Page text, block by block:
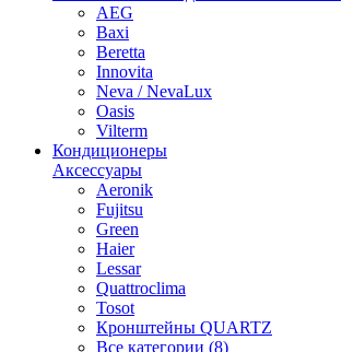
AEG
Baxi
Beretta
Innovita
Neva / NevaLux
Oasis
Vilterm
Кондиционеры
Аксессуары
Aeronik
Fujitsu
Green
Haier
Lessar
Quattroclima
Tosot
Кронштейны QUARTZ
Все категории (8)